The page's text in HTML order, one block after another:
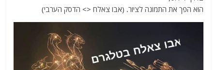
הוא הפך את התמונה לציור. (אבו צאלח <> הדסק הערבי)